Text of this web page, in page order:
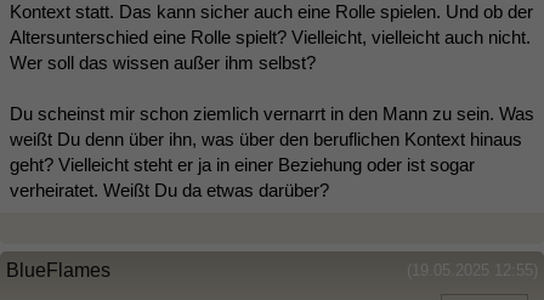
Kontext statt. Das kann sicher auch eine Rolle spielen. Und ob der
Altersunterschied eine Rolle spielt? Vielleicht, vielleicht auch nicht.
Wer soll das wissen außer ihm selbst?
Du scheinst mir schon ziemlich vernarrt in den Mann zu sein. Was
weißt Du denn über ihn, was über den beruflichen Kontext hinaus
geht? Vielleicht steht er ja in einer Beziehung oder ist sogar
verheiratet. Weißt Du da etwas darüber?
(19.05.2025 12:55)
BlueFlames